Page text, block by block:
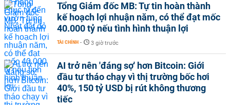
Tổng Giám đốc MB: Tự tin hoàn thành
kế hoạch lợi nhuận năm, có thể đạt mốc
40.000 tỷ nếu tình hình thuận lợi
TÀI CHÍNH - 3 giờ trước
AI trở nên 'đáng sợ' hơn Bitcoin: Giới
đầu tư tháo chạy vì thị trường bốc hơi
40%, 150 tỷ USD bị rút không thương
tiếc